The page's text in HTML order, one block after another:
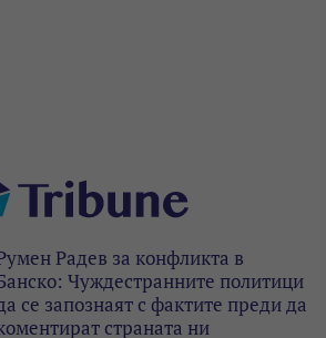
Радев за конфликта в
Чуждестранните политици
се запознаят с фактите преди да
страната ни